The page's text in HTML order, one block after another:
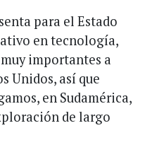
para el Estado
en tecnología,
importantes a
Unidos, así que
en Sudamérica,
de largo